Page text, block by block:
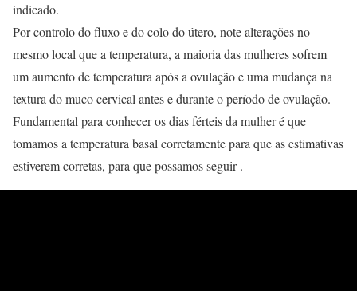
indicado.
Por controlo do fluxo e do colo do útero, note alterações no
mesmo local que a temperatura, a maioria das mulheres sofrem
um aumento de temperatura após a ovulação e uma mudança na
textura do muco cervical antes e durante o período de ovulação.
Fundamental para conhecer os dias férteis da mulher é que
tomamos a temperatura basal corretamente para que as estimativas
estiverem corretas, para que possamos seguir .